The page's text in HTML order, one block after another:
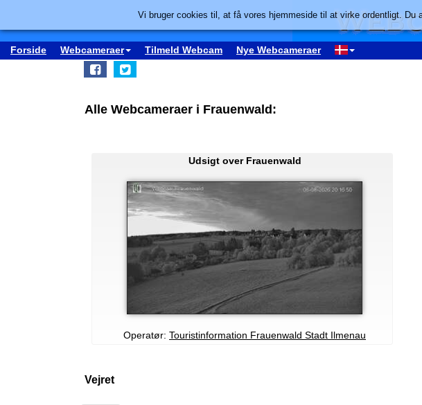
Forside Webcameraer Tilmeld Webcam Nye Webcameraer
Alle Webcameraer i Frauenwald:
Udsigt over Frauenwald
Operatør: Touristinformation Frauenwald Stadt Ilmenau
Vejret
Vi bruger cookies til, at få vores hjemmeside til at virke ordentligt. Du